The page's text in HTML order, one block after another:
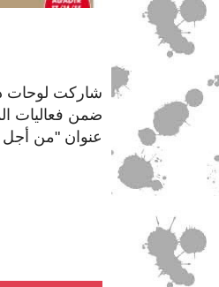
شاركت لوحات
ضمن فعاليات
عنوان "من